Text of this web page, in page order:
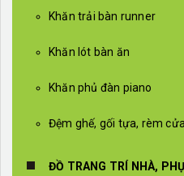
Khăn trải bàn runner
Khăn lót bàn ăn
Khăn phủ đàn piano
Đệm ghế, gối tựa, rèm
ĐỒ TRANG TRÍ NHÀ,